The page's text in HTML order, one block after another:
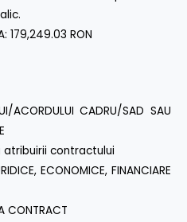
RON
ACORDULUI CADRU/SAD SAU
contractului
ECONOMICE, FINANCIARE
CONTRACT